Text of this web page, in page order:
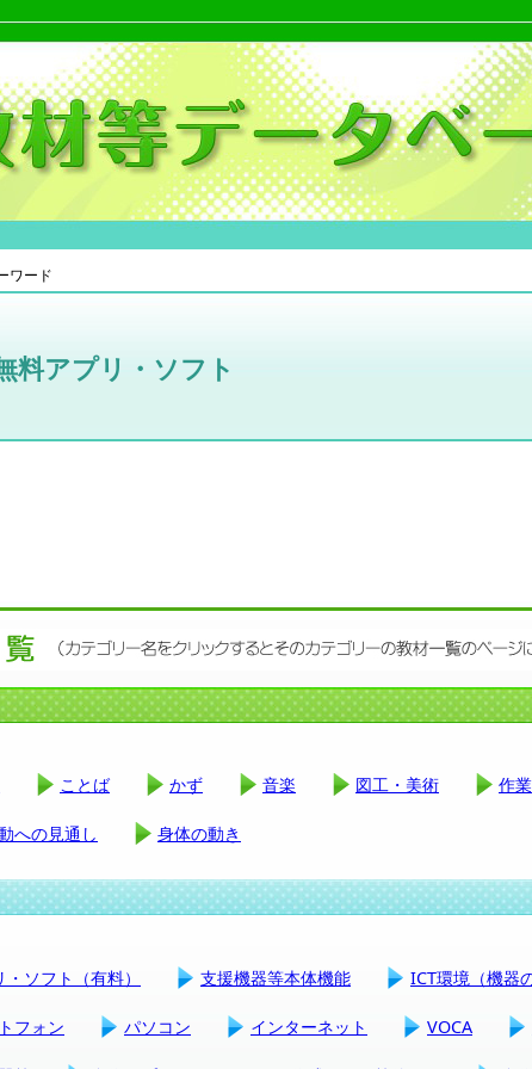
ード
料アプリ・ソフト
ことば かず 音楽 図工・美術 作業
への見通し 身体の動き
・ソフト（有料） 支援機器等本体機能 ICT環境（機器
フォン パソコン インターネット VOCA